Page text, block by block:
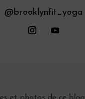
@brooklynfit_yoga